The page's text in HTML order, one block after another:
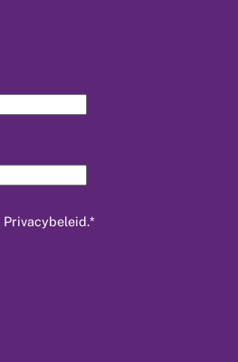
Privacybeleid.*